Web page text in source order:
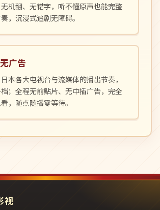
机翻、无错字，听不懂原声也能完整
，沉浸式追剧无障碍。
广告
本各大电视台与流媒体的播出节奏，
；全程无前贴片、无中插广告，完全
，随点随播零等待。
视